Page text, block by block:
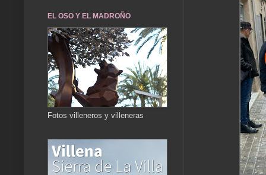
EL OSO Y EL MADROÑO
Fotos villeneros y villeneras